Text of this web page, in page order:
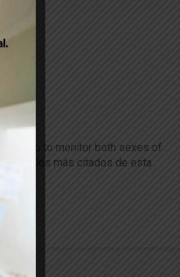
blends to monitor both sexes of
entre los más citados de esta